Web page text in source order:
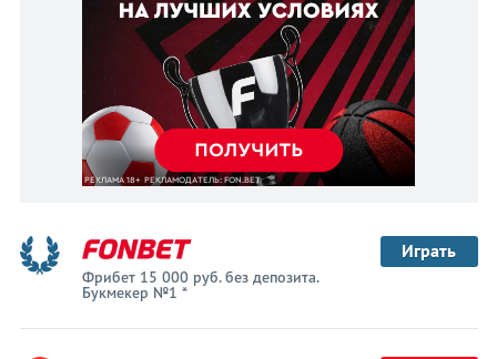
Фрибет 15 000 руб. без депозита.
Букмекер №1 *
Играть